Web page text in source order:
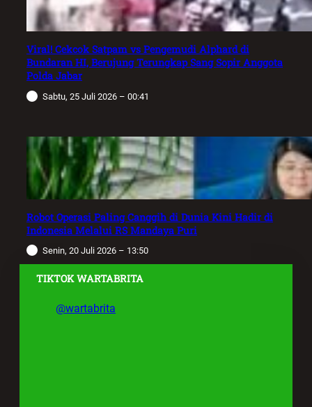
Viral! Cekcok Satpam vs Pengemudi Alphard di
Bundaran HI, Berujung Terungkap Sang Sopir Anggota
Polda Jabar
Sabtu, 25 Juli 2026 – 00:41
Robot Operasi Paling Canggih di Dunia Kini Hadir di
Indonesia Melalui RS Mandaya Puri
Senin, 20 Juli 2026 – 13:50
TIKTOK WARTABRITA
@wartabrita